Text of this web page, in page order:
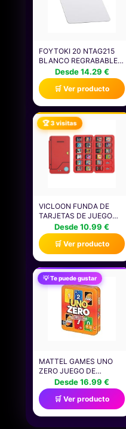
FOYTOKI 20 NTAG215
BLANCO REGRABABLES
PARA SMARTPHONE,
COMPATIBLES
SISTEMAS DE ACCESO
INTELIGENTE Y
AUTOMATIZACIÓN,
TARJETAS NFC
GRABABLES PARA
CONTROL DE
SEGURIDAD Y
LOGÍSTICA
Desde 14.29 €
🛒 Ver producto
🏆 3 visitas
VICLOON FUNDA DE
TARJETAS DE JUEGO
COMPATIBLE CON
NINTENDO SWITCH CON
24 RANURAS TARJETAS
DE JUEGO,
IMPERMEABLE
RESISTENTE A GOLPES
ESTUCHE DE
ALMACENAMIENTO DE
JUEGOS COMPATIBLE
CON NINTENDO SWITCH
Desde 10.99 €
🛒 Ver producto
💡 Te puede gustar
MATTEL GAMES UNO
ZERO JUEGO DE
CARTAS EN LATA PARA
ALMACENAMIENTO Y
TRANSPORTE,PARA
NIÑOS,ADULTOS,NOCHES
EN FAMILIA Y
Desde 16.99 €
🛒 Ver producto